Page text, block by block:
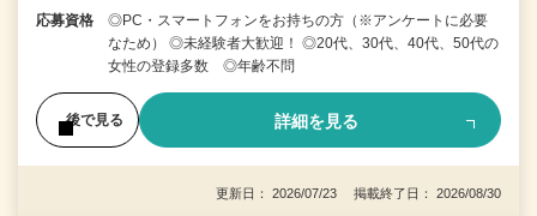
応募資格
◎PC・スマートフォンをお持ちの方（※アンケートに必要
なため） ◎未経験者大歓迎！ ◎20代、30代、40代、50代の
女性の登録多数 ◎年齢不問
後で見る 詳細を見る
更新日： 2026/07/23 掲載終了日： 2026/08/30